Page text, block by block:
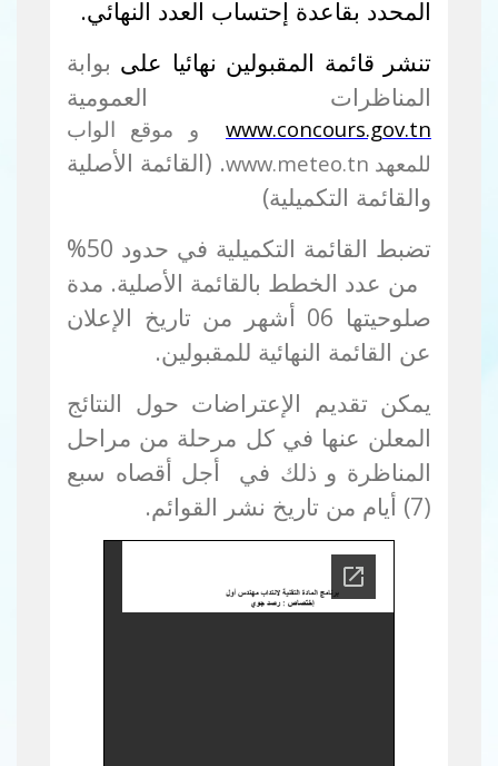
المحدد بقاعدة إحتساب العدد النهائي.
تنشر قائمة المقبولين نهائيا على بوابة
المناظرات العمومية
www.concours.gov.tn
و موقع الواب
للمعهد www.meteo.tn. (القائمة الأصلية
والقائمة التكميلية)
تضبط القائمة التكميلية في حدود 50
%
من عدد الخطط بالقائمة الأصلية. مدة
صلوحيتها 06 أشهر من تاريخ الإعلان
عن القائمة النهائية للمقبولين.
يمكن تقديم الإعتراضات حول النتائج
المعلن عنها في كل مرحلة من مراحل
المناظرة و ذلك في أجل أقصاه سبع
(7) أيام من تاريخ نشر القوائم.